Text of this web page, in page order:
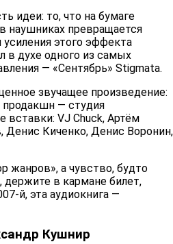
идеи: то, что на бумаге
наушниках превращается
этого эффекта
в духе одного из самых
— «Сентябрь» Stigmata.
звучащее произведение:
— студия
вставки: VJ Chuck, Артём
Денис Киченко, Денис Воронин,
жанров», а чувство, будто
в кармане билет,
эта аудиокнига —
Кушнир